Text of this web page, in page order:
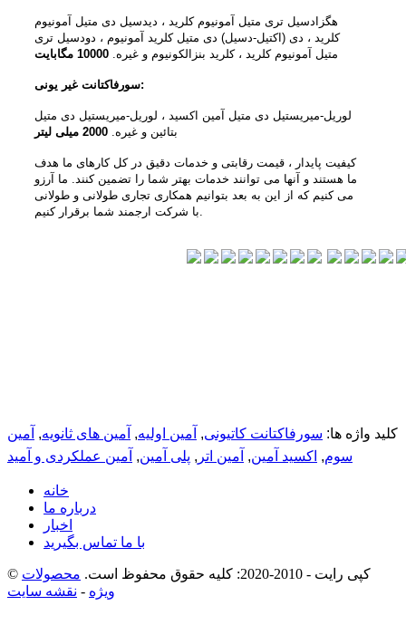
هگزادسیل تری متیل آمونیوم کلرید ، دیدسیل دی متیل آمونیوم
کلرید ، دی (اکتیل-دسیل) دی متیل کلرید آمونیوم ، دودسیل تری
متیل آمونیوم کلرید ، کلرید بنزالکونیوم و غیره. 10000 مگابایت
سورفاکتانت غیر یونی:
لوریل-میریستیل دی متیل آمین اکسید ، لوریل-میریستیل دی متیل
بتائین و غیره. 2000 میلی لیتر
کیفیت پایدار ، قیمت رقابتی و خدمات دقیق در کل کارهای ما هدف
ما هستند و آنها می توانند خدمات بهتر شما را تضمین کنند. ما آرزو
می کنیم که از این به بعد بتوانیم همکاری تجاری طولانی و طولانی
کلید واژه ها: سورفاکتانت کاتیونی, آمین اولیه, آمین های ثانویه, آمین
سوم, اکسید آمین, آمین اتر , پلی آمین, آمین عملکردی و آمید
خانه
درباره ما
اخبار
با ما تماس بگیرید
© کپی رایت - 2010-2020: کلیه حقوق محفوظ است.
محصولات
ویژه - نقشه سایت